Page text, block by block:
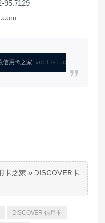
95.7129
信用卡之家 vcclist.com
卡之家 » DISCOVER卡
DISCOVER 信用卡